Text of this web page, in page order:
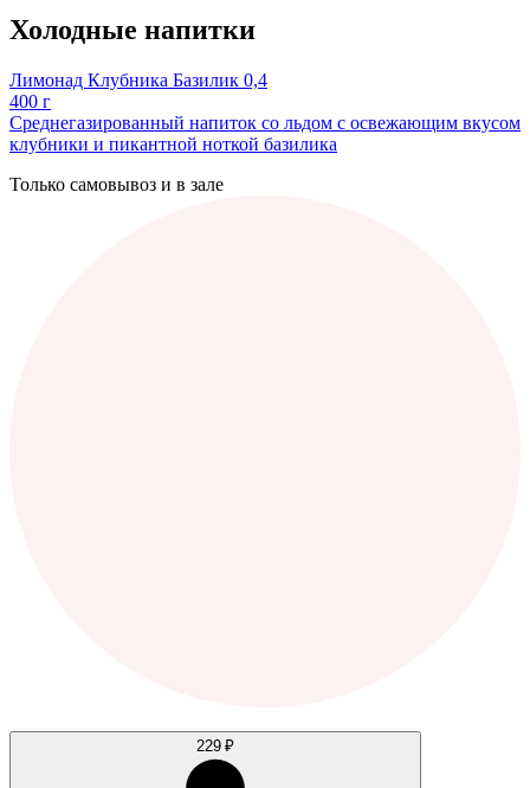
Холодные напитки
Лимонад Клубника Базилик 0,4
400 г
Среднегазированный напиток со льдом с освежающим вкусом
клубники и пикантной ноткой базилика
Только самовывоз и в зале
229 ₽